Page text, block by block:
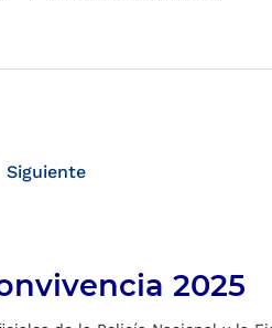
Siguiente
2025